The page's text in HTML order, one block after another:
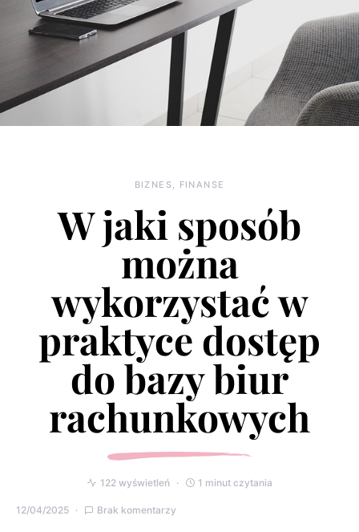
BIZNES, FINANSE
W jaki sposób
można
wykorzystać w
praktyce dostęp
do bazy biur
rachunkowych
122 wyświetleń 1 minut czytania
12/04/2025 Brak komentarzy